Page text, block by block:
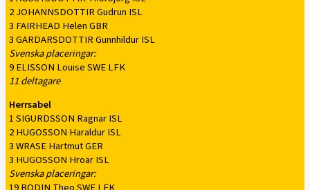
2 JOHANNSDOTTIR Gudrun ISL
3 FAIRHEAD Helen GBR
3 GARDARSDOTTIR Gunnhildur ISL
Svenska placeringar:
9 ELISSON Louise SWE LFK
11 deltagare
Herrsabel
1 SIGURDSSON Ragnar ISL
2 HUGOSSON Haraldur ISL
3 WRASE Hartmut GER
3 HUGOSSON Hroar ISL
Svenska placeringar: